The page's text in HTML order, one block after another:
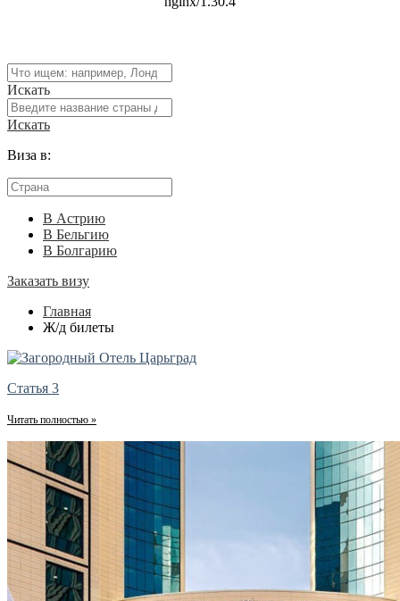
Искать
Искать
Виза в:
В Астрию
В Бельгию
В Болгарию
Заказать визу
Главная
Ж/д билеты
Статья 3
Читать полностью »